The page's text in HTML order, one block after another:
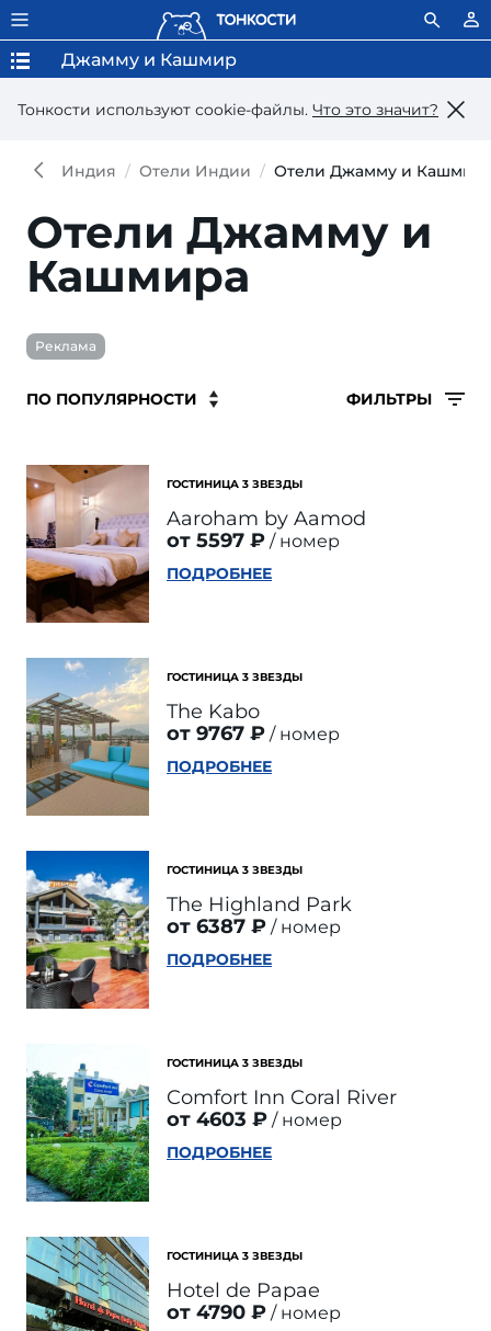
Тонкости используют сookie-файлы. Что это значит?
Джамму и Кашмир
Индия Отели Индии Отели Джамму и
Отели Джамму и
Кашмира
Реклама
ФИЛЬТРЫ
ГОСТИНИЦА 3 ЗВЕЗДЫ
Aaroham by Aamod
от 5597 ₽
номер
ПОДРОБНЕЕ
ГОСТИНИЦА 3 ЗВЕЗДЫ
The Kabo
от 9767 ₽
номер
ПОДРОБНЕЕ
ГОСТИНИЦА 3 ЗВЕЗДЫ
The Highland Park
от 6387 ₽
номер
ПОДРОБНЕЕ
ГОСТИНИЦА 3 ЗВЕЗДЫ
Comfort Inn Coral River
от 4603 ₽
номер
ПОДРОБНЕЕ
ГОСТИНИЦА 3 ЗВЕЗДЫ
Hotel de Papae
от 4790 ₽
номер